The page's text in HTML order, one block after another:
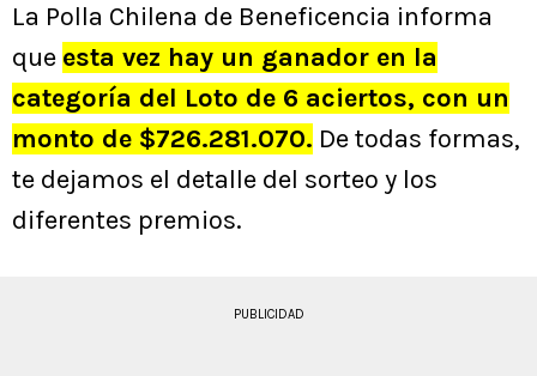
La Polla Chilena de Beneficencia informa
que esta vez hay un ganador en la
categoría del Loto de 6 aciertos, con un
monto de $726.281.070. De todas formas,
te dejamos el detalle del sorteo y los
diferentes premios.
PUBLICIDAD